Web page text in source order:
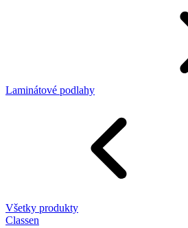
Laminátové podlahy
Všetky produkty
Classen